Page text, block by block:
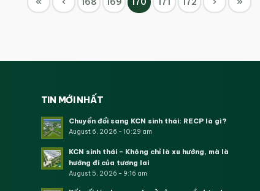
TIN MỚI NHẤT
Chuyển đổi sang KCN sinh thái: RECP là gì?
August 6, 2026 - 10:29 am
KCN sinh thái – Không chỉ là xu hướng, mà là
hướng đi của tương lai
August 5, 2026 - 9:16 am